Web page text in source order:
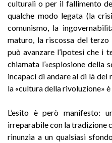
culturali o per il fallimento
qualche modo legata (la
comunismo, la
maturo, la riscossa del
può avanzare l’ipotesi che i
chiamata l’«esplosione della
incapaci di andare al di là
la «cultura della rivoluzione»
L’esito è però manifesto:
irreparabile con la tradizione
rinunzia a un qualsiasi